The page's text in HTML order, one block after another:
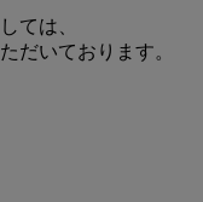
ては、
だいております。